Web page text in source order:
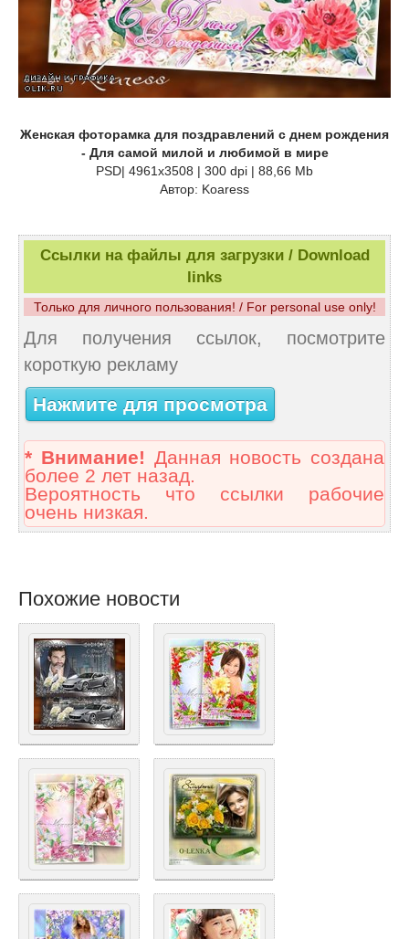
Женская фоторамка для поздравлений с днем рождения
- Для самой милой и любимой в мире
PSD| 4961x3508 | 300 dpi | 88,66 Mb
Автор: Koaress
Ссылки на файлы для загрузки / Download
links
Только для личного пользования! / For personal use only!
Для получения ссылок, посмотрите
короткую рекламу
Нажмите для просмотра
* Внимание! Данная новость создана
более 2 лет назад.
Вероятность что ссылки рабочие
очень низкая.
Похожие новости